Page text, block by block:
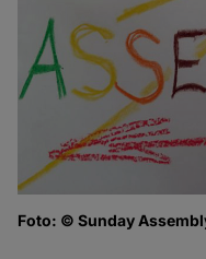
Foto: © Sunday